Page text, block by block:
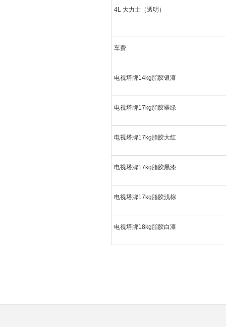
4L 大力士（透明）
车费
电视塔牌14kg脂胶银漆
电视塔牌17kg脂胶翠绿
电视塔牌17kg脂胶大红
电视塔牌17kg脂胶黑漆
电视塔牌17kg脂胶浅棕
电视塔牌18kg脂胶白漆